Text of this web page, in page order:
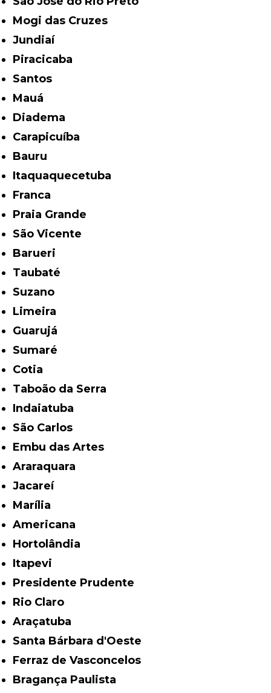
Mogi das Cruzes
Jundiaí
Piracicaba
Santos
Mauá
Diadema
Carapicuíba
Bauru
Itaquaquecetuba
Franca
Praia Grande
São Vicente
Barueri
Taubaté
Suzano
Limeira
Guarujá
Sumaré
Cotia
Taboão da Serra
Indaiatuba
São Carlos
Embu das Artes
Araraquara
Jacareí
Marília
Americana
Hortolândia
Itapevi
Presidente Prudente
Rio Claro
Araçatuba
Santa Bárbara d'Oeste
Ferraz de Vasconcelos
Bragança Paulista